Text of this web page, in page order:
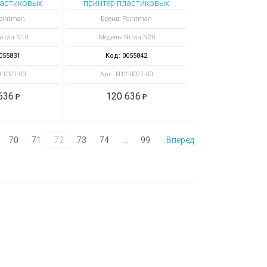
N10 с
и
N10
1021-00
принтер пластиковых
карт Nuvia N20 с
бесконтактным
энкодером
Бренд: Pointman
Модель: Nuvia N20
Код: 0055842
Арт.: N12-0021-00
120 636
70 71 72 73 74 99 Вперед